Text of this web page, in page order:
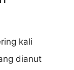
kali
dianut